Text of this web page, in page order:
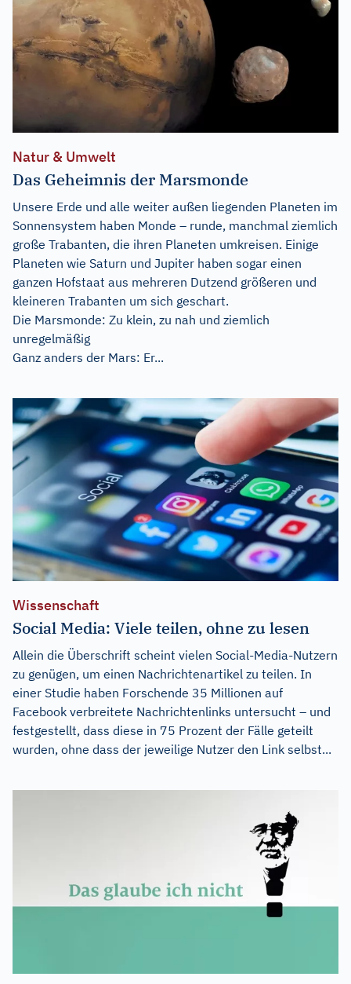
Natur & Umwelt
Das Geheimnis der Marsmonde
Unsere Erde und alle weiter außen liegenden Planeten im
Sonnensystem haben Monde – runde, manchmal ziemlich
große Trabanten, die ihren Planeten umkreisen. Einige
Planeten wie Saturn und Jupiter haben sogar einen
ganzen Hofstaat aus mehreren Dutzend größeren und
kleineren Trabanten um sich geschart.
Die Marsmonde: Zu klein, zu nah und ziemlich
unregelmäßig
Ganz anders der Mars: Er...
Wissenschaft
Social Media: Viele teilen, ohne zu lesen
Allein die Überschrift scheint vielen Social-Media-Nutzern
zu genügen, um einen Nachrichtenartikel zu teilen. In
einer Studie haben Forschende 35 Millionen auf
Facebook verbreitete Nachrichtenlinks untersucht – und
festgestellt, dass diese in 75 Prozent der Fälle geteilt
wurden, ohne dass der jeweilige Nutzer den Link selbst...